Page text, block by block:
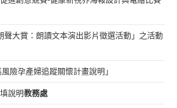
聲大賞：朗讀文本演出影片徵選活動」之活動
險孕產婦追蹤關懷計畫說明」
說明教務處